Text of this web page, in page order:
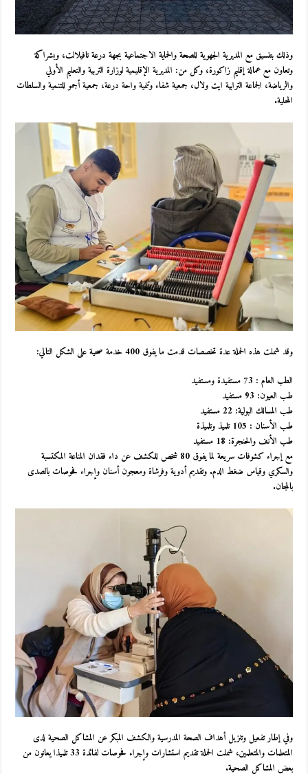
وذلك بتنسيق مع المديرية الجهوية للصحة والحماية الاجتماعية بجهة درعة تافيلالت، وبشراكة
وتعاون مع عمالة إقليم زاكورة، وكل من: المديرية الإقليمية لوزارة التربية والتعليم الأولي
والرياضة، الجماعة الترابية ايت ولال، جمعية شفاء وتنمية واحة درعة، جمعية أجمو للتنمية والسلطات
المحلية.
وقد شملت هذه الحملة عدة تخصصات قدمت ما يفوق 400 خدمة صحية على الشكل التالي:
الطب العام : 73 مستفيدة ومستفيد
طب العيون: 93 مستفيد
طب المسالك البولية: 22 مستفيد
طب الأسنان : 105 تلميذ وتلميذة
طب الأنف والحنجرة: 18 مستفيد
مع إجراء كشوفات سريعة لما يفوق 80 شخص للكشف عن داء فقدان المناعة المكتسبة
والسكري وقياس ضغط الدم. وتقديم أدوية وفرشاة ومعجون أسنان وإجراء فحوصات بالصدى
بالمجان.
وفي إطار تفعيل وتنزيل أهداف الصحة المدرسية والكشف المبكر عن المشاكل الصحية لدى
المتعلمات والمتعلمين، شملت الحملة تقديم استشارات وإجراء فحوصات لفائدة 33 تلميذا يعانون من
بعض المشاكل الصحية.